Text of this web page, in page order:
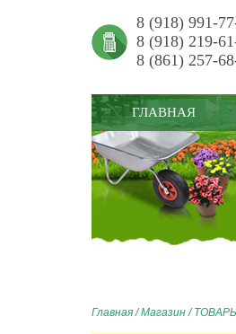
8 (918) 991-
8 (918) 219-
8 (861) 257-
ГЛАВНАЯ
Главная/Магазин/